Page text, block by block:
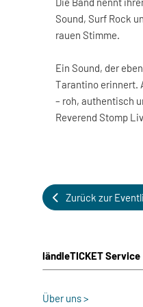
Sound, Surf Rock
rauen Stimme.
Ein Sound, der
Tarantino erinnert.
– roh, authentisch
Reverend Stomp
Zurück zur
ländleTICKET Service
Über uns >